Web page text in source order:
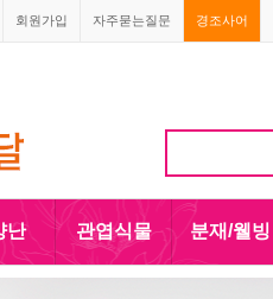
경조사어
자주묻는질문
회원가입
010-5110-4090
난 관엽식물 분재/웰빙